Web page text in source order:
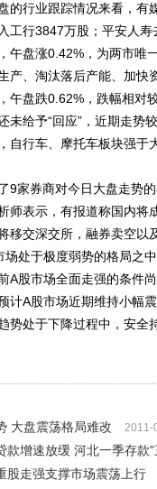
行业跟踪情况来看，有
工行3847万股；平安人
午盘涨0.42%，为两市唯
产、淘汰落后产能、加快
午盘跌0.62%，跌幅相对
未给予“回应”，近期走势
自行车、摩托车板块强于
券商对今日大盘走势的
师表示，有报道称国内将
移交深交所，融券卖空以
场处于极度弱势的格局之
A股市场全面走强的条件
计A股市场近期维持小幅
势处于下降过程中，安全
大盘震荡格局难改
2011-
款增速放缓 河北一季存款
股走强支撑市场震荡上行